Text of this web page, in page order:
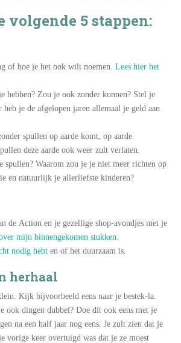
5 stappen:
of hoe je het ook wilt noemen. Lees hier het
hebben? Zou je ook zonder kunnen? Stel je
je de afgelopen jaren allemaal je geld aan
spullen op aarde komt, op aarde
deze aarde ook weer zult verlaten.
spullen? Waarom zou je je niet meer richten op
en natuurlijk je allerliefste kinderen?
de Action en je gezellige shop-avondjes met je
mijn binnengekomen stukken.
nodig hebt en of het duurzaam is.
herhaal
Kijk bijvoorbeeld eens naar je bestek-la.
ook dingen dubbel? Doe dit ook eens met je
na een half jaar nog eens. Je zult zien dat je
vorige keer overtuigd was dat je ze moest